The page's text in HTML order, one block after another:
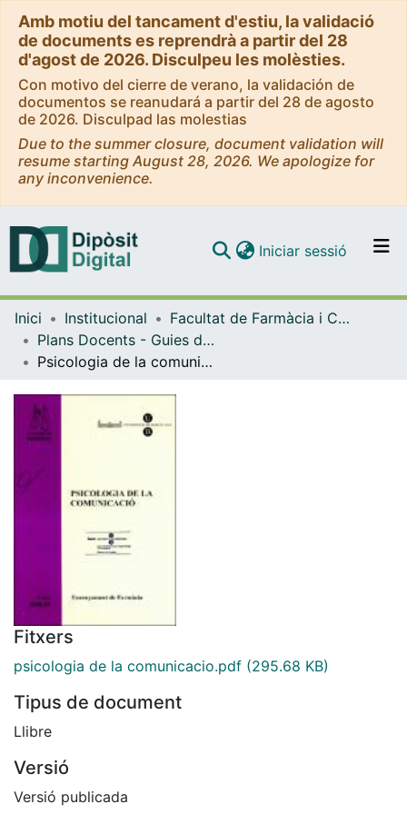
Amb motiu del tancament d'estiu, la validació
de documents es reprendrà a partir del 28
d'agost de 2026. Disculpeu les molèsties.
Con motivo del cierre de verano, la validación de
documentos se reanudará a partir del 28 de agosto
de 2026. Disculpad las molestias
Due to the summer closure, document validation will
resume starting August 28, 2026. We apologize for
any inconvenience.
Navega per tot el DD
Com publicar
Iniciar sessió (current)
Inici Institucional
Facultat de Farmàcia i Ciències de l'Alimentació
Plans Docents - Guies de l'estudiant (Facultat de Farmàcia i Ciències de l'Alimentació)
Psicologia de la comunicació. Curs 2008-2009
Fitxers
psicologia de la comunicacio.pdf (295.68 KB)
Tipus de document
Llibre
Versió
Versió publicada